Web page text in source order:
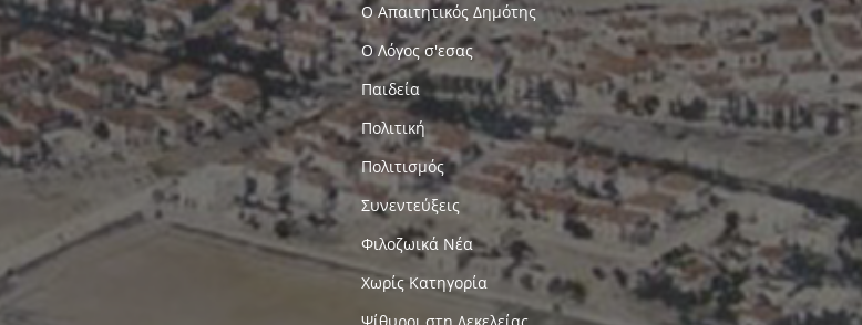
Ο Απαιτητικός Δημότης
Ο Λόγος σ'εσας
Παιδεία
Πολιτική
Πολιτισμός
Συνεντεύξεις
Φιλοζωικά Νέα
Χωρίς Κατηγορία